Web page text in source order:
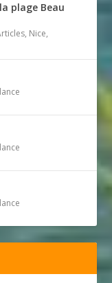
plage Beau
, Nice,